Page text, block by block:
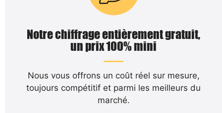
Notre chiffrage entièrement gratuit,
un prix 100% mini
Nous vous offrons un coût réel sur mesure,
toujours compétitif et parmi les meilleurs du
marché.